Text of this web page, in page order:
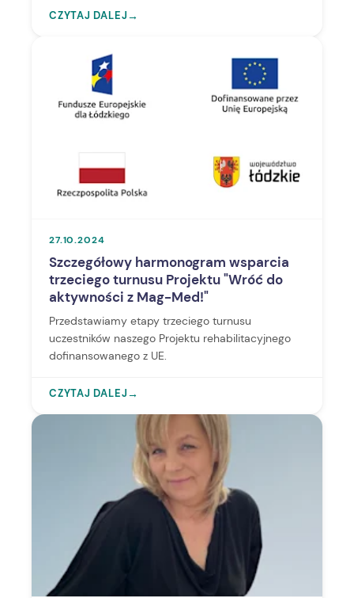
CZYTAJ DALEJ→
27.10.2024
Szczegółowy harmonogram wsparcia
trzeciego turnusu Projektu "Wróć do
aktywności z Mag-Med!"
Przedstawiamy etapy trzeciego turnusu
uczestników naszego Projektu rehabilitacyjnego
dofinansowanego z UE.
CZYTAJ DALEJ→